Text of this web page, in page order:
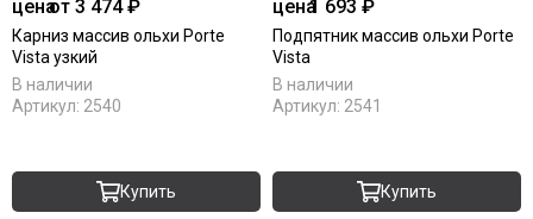
ценаот 3 474 ₽
Карниз массив ольхи Porte
Vista узкий
В наличии
Артикул: 2540
Купить
цена1 693 ₽
Подпятник массив ольхи Porte
Vista
В наличии
Артикул: 2541
Купить